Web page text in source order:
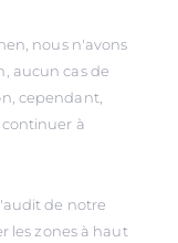
nous n'avons
aucun cas de
cependant,
à
de notre
les zones à haut